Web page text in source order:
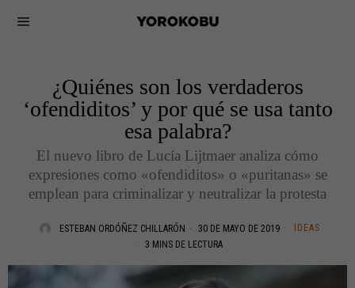
¿Quiénes son los verdaderos
‘ofendiditos’ y por qué se usa tanto
esa palabra?
El nuevo libro de Lucía Lijtmaer analiza cómo
expresiones como «ofendiditos» o «puritanas» se
emplean para criminalizar y neutralizar la protesta
ESTEBAN ORDÓÑEZ CHILLARÓN 30 DE MAYO DE 2019
IDEAS
3 MINS DE LECTURA